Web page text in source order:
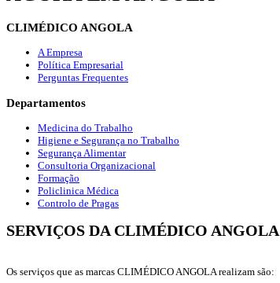
CLIMÉDICO ANGOLA
A Empresa
Política Empresarial
Perguntas Frequentes
Departamentos
Medicina do Trabalho
Higiene e Segurança no Trabalho
Segurança Alimentar
Consultoria Organizacional
Formação
Policlinica Médica
Controlo de Pragas
SERVIÇOS DA CLIMÉDICO ANGOLA
Os serviços que as marcas CLIMÉDICO ANGOLA realizam são: